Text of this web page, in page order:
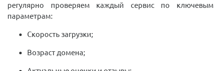
регулярно проверяем каждый сервис по ключевым
параметрам:
Скорость загрузки;
Возраст домена;